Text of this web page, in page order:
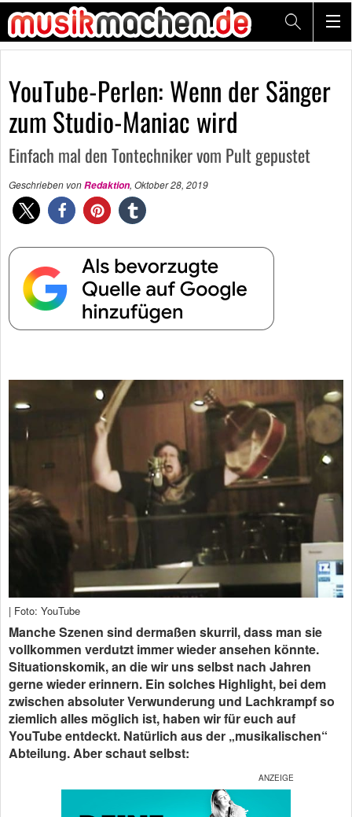
YouTube-Perlen: Wenn der Sänger
zum Studio-Maniac wird
Einfach mal den Tontechniker vom Pult gepustet
Geschrieben vonRedaktion, Oktober 28, 2019
| Foto: YouTube
Manche Szenen sind dermaßen skurril, dass man sie
vollkommen verdutzt immer wieder ansehen könnte.
Situationskomik, an die wir uns selbst nach Jahren
gerne wieder erinnern. Ein solches Highlight, bei dem
zwischen absoluter Verwunderung und Lachkrampf so
ziemlich alles möglich ist, haben wir für euch auf
YouTube entdeckt. Natürlich aus der „musikalischen“
Abteilung. Aber schaut selbst: